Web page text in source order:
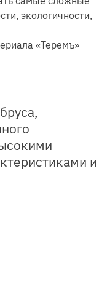
экологичности,
«Теремъ»
и